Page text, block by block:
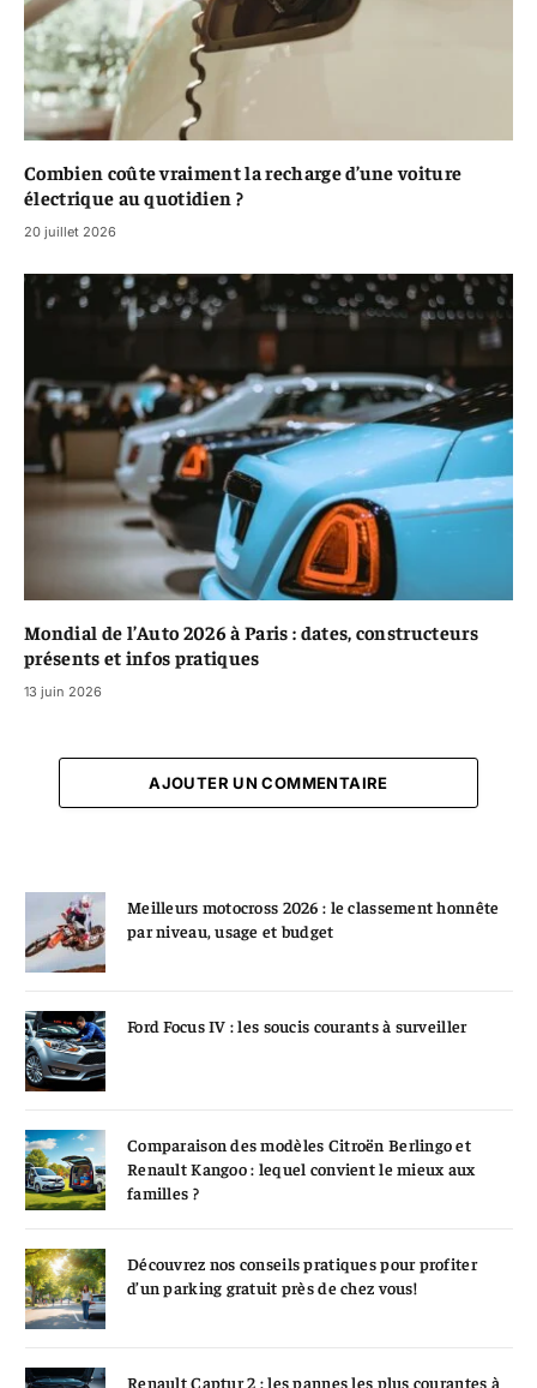
Combien coûte vraiment la recharge d’une voiture
électrique au quotidien ?
20 juillet 2026
Mondial de l’Auto 2026 à Paris : dates, constructeurs
présents et infos pratiques
13 juin 2026
AJOUTER UN COMMENTAIRE
Meilleurs motocross 2026 : le classement honnête
par niveau, usage et budget
Ford Focus IV : les soucis courants à surveiller
Comparaison des modèles Citroën Berlingo et
Renault Kangoo : lequel convient le mieux aux
familles ?
Découvrez nos conseils pratiques pour profiter
d’un parking gratuit près de chez vous!
Renault Captur 2 : les pannes les plus courantes à